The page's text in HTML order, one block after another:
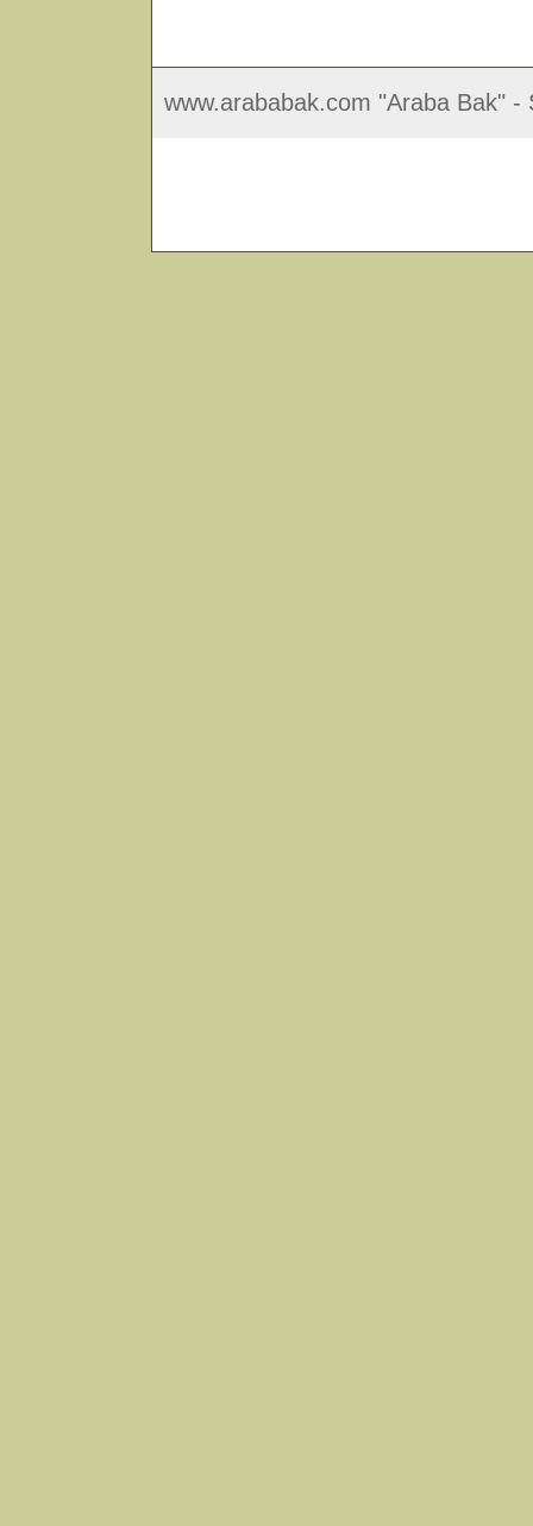
www.arababak.com "Araba Bak"